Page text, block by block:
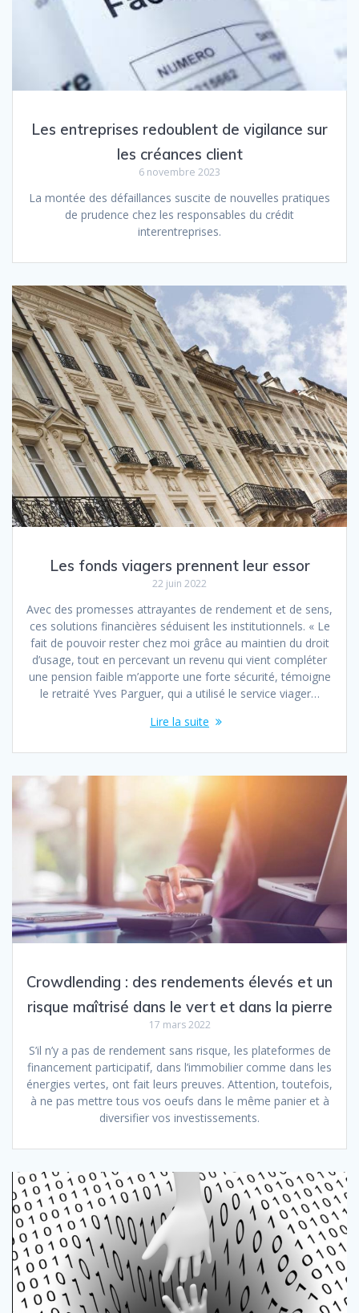
Les entreprises redoublent de vigilance sur
les créances client
6 novembre 2023
La montée des défaillances suscite de nouvelles pratiques
de prudence chez les responsables du crédit
interentreprises.
Les fonds viagers prennent leur essor
22 juin 2022
Avec des promesses attrayantes de rendement et de sens,
ces solutions financières séduisent les institutionnels. « Le
fait de pouvoir rester chez moi grâce au maintien du droit
d’usage, tout en percevant un revenu qui vient compléter
une pension faible m’apporte une forte sécurité, témoigne
le retraité Yves Parguer, qui a utilisé le service viager…
Lire la suite
Crowdlending : des rendements élevés et un
risque maîtrisé dans le vert et dans la pierre
17 mars 2022
S’il n’y a pas de rendement sans risque, les plateformes de
financement participatif, dans l’immobilier comme dans les
énergies vertes, ont fait leurs preuves. Attention, toutefois,
à ne pas mettre tous vos oeufs dans le même panier et à
diversifier vos investissements.